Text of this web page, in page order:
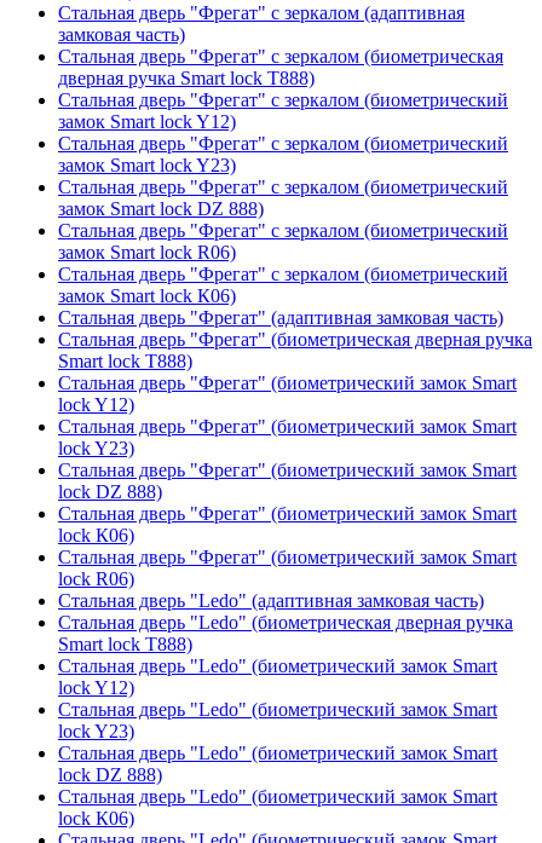
Стальная дверь "Фрегат" с зеркалом (адаптивная
замковая часть)
Стальная дверь "Фрегат" с зеркалом (биометрическая
дверная ручка Smart lock T888)
Стальная дверь "Фрегат" с зеркалом (биометрический
замок Smart lock Y12)
Стальная дверь "Фрегат" с зеркалом (биометрический
замок Smart lock Y23)
Стальная дверь "Фрегат" с зеркалом (биометрический
замок Smart lock DZ 888)
Стальная дверь "Фрегат" с зеркалом (биометрический
замок Smart lock R06)
Стальная дверь "Фрегат" с зеркалом (биометрический
замок Smart lock К06)
Стальная дверь "Фрегат" (адаптивная замковая часть)
Стальная дверь "Фрегат" (биометрическая дверная ручка
Smart lock T888)
Стальная дверь "Фрегат" (биометрический замок Smart
lock Y12)
Стальная дверь "Фрегат" (биометрический замок Smart
lock Y23)
Стальная дверь "Фрегат" (биометрический замок Smart
lock DZ 888)
Стальная дверь "Фрегат" (биометрический замок Smart
lock К06)
Стальная дверь "Фрегат" (биометрический замок Smart
lock R06)
Стальная дверь "Ledo" (адаптивная замковая часть)
Стальная дверь "Ledo" (биометрическая дверная ручка
Smart lock T888)
Стальная дверь "Ledo" (биометрический замок Smart
lock Y12)
Стальная дверь "Ledo" (биометрический замок Smart
lock Y23)
Стальная дверь "Ledo" (биометрический замок Smart
lock DZ 888)
Стальная дверь "Ledo" (биометрический замок Smart
lock К06)